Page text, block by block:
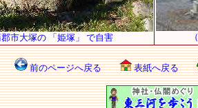
市大塚の 「姫塚」 で自害
前のページへ戻る 表紙へ戻る